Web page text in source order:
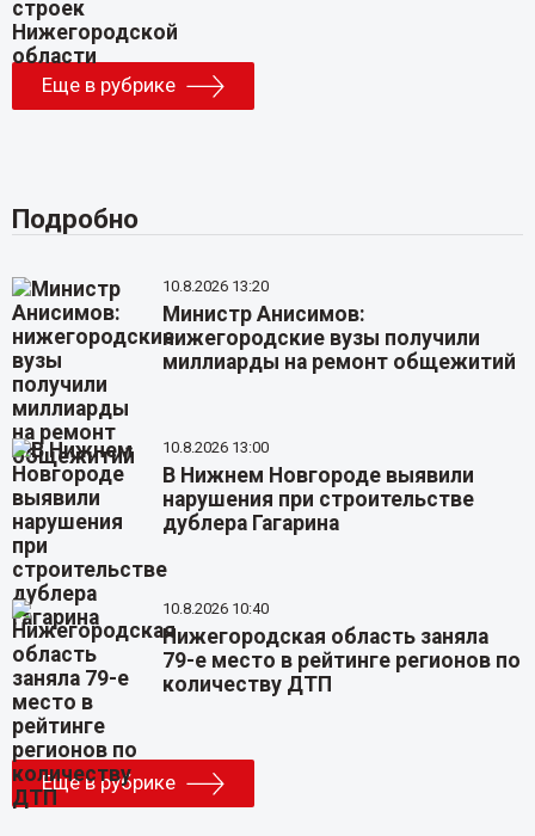
Еще в рубрике
Подробно
10.8.2026 13:20
Министр Анисимов:
нижегородские вузы получили
миллиарды на ремонт общежитий
10.8.2026 13:00
В Нижнем Новгороде выявили
нарушения при строительстве
дублера Гагарина
10.8.2026 10:40
Нижегородская область заняла
79-е место в рейтинге регионов по
количеству ДТП
Еще в рубрике